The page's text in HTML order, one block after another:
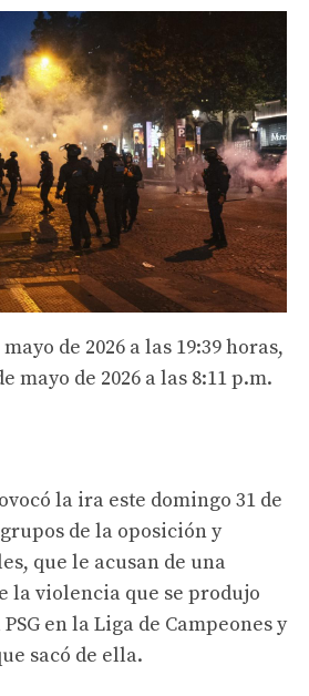
de 2026 a las 19:39 horas,
mayo de 2026 a las 8:11 p.m.
la ira este domingo 31 de
de la oposición y
que le acusan de una
la violencia que se produjo
en la Liga de Campeones y
sacó de ella.